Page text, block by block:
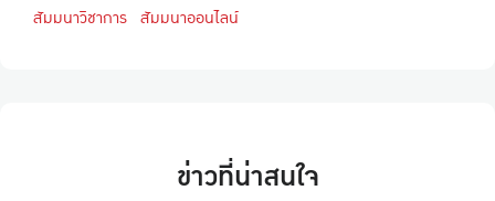
สัมมนาวิชาการ สัมมนาออนไลน์
ข่าวที่น่าสนใจ